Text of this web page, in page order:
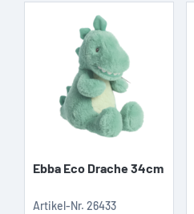
Ebba Eco Drache 34cm
Artikel-Nr. 26433